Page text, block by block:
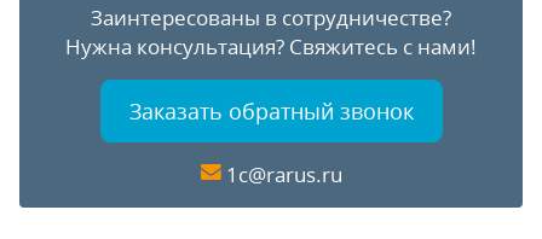
Заинтересованы в сотрудничестве?
Нужна консультация? Свяжитесь с нами!
Заказать обратный звонок
1c@rarus.ru